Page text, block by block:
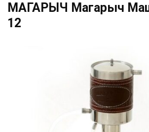
МАГАРЫЧ Магарыч
12